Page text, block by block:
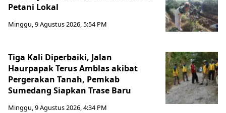
Petani Lokal
Minggu, 9 Agustus 2026, 5:54 PM
Tiga Kali Diperbaiki, Jalan
Haurpapak Terus Amblas akibat
Pergerakan Tanah, Pemkab
Sumedang Siapkan Trase Baru
Minggu, 9 Agustus 2026, 4:34 PM